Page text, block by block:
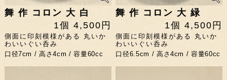
舞 作 コロン 大 白
1個 4,500円
側面に印刻模様がある 丸いか
わいいぐい呑み
口径7cm / 高さ4cm / 容量60cc
舞 作 コロン 大 緑
1個 4,500円
側面に印刻模様がある 丸いか
わいいぐい呑み
口径6.5cm / 高さ4cm / 容量60cc